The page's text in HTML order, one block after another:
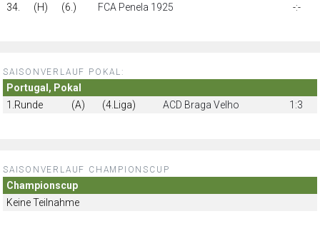
34.
(H) (6.) FCA Penela 1925 -:-
SAISONVERLAUF POKAL:
Portugal, Pokal
1.Runde
(A) (4.Liga) ACD Braga Velho 1:3
SAISONVERLAUF CHAMPIONSCUP
Championscup
Keine Teilnahme